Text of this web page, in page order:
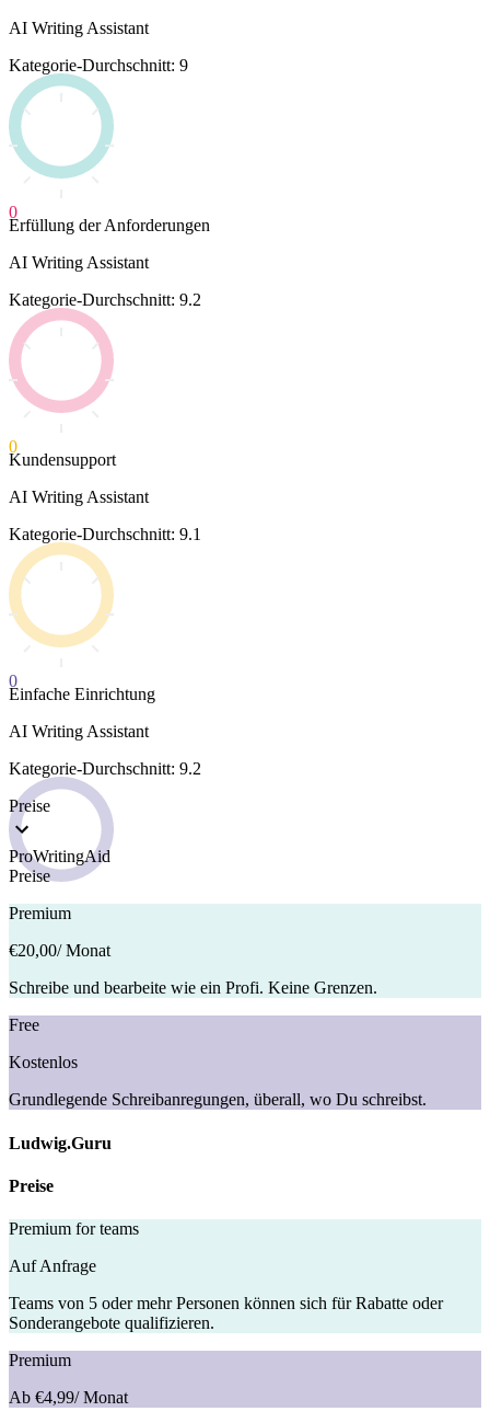
AI Writing Assistant
Kategorie-Durchschnitt: 9
0
Erfüllung der Anforderungen
AI Writing Assistant
Kategorie-Durchschnitt: 9.2
0
Kundensupport
AI Writing Assistant
Kategorie-Durchschnitt: 9.1
0
Einfache Einrichtung
AI Writing Assistant
Kategorie-Durchschnitt: 9.2
Preise
ProWritingAid
Preise
Premium
€20,00/ Monat
Schreibe und bearbeite wie ein Profi. Keine Grenzen.
Free
Kostenlos
Grundlegende Schreibanregungen, überall, wo Du schreibst.
Ludwig.Guru
Preise
Premium for teams
Auf Anfrage
Teams von 5 oder mehr Personen können sich für Rabatte oder
Sonderangebote qualifizieren.
Premium
Ab €4,99/ Monat